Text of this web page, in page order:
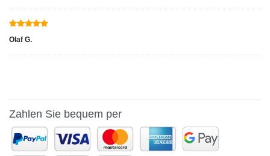
Olaf G.
Zahlen Sie bequem per